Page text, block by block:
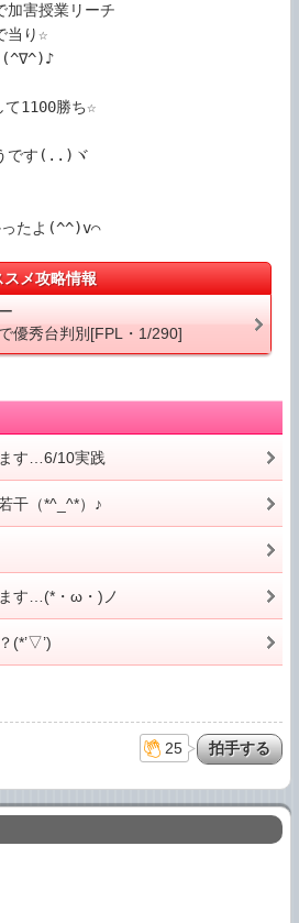
加害授業リーチ
当り☆
(^∇^)♪
て1100勝ち☆
です(..)ヾ
ったよ(^^)v⌒
スメ攻略情報
優秀台判別[FPL・1/290]
す…6/10実践
干（*^_^*）♪
す…(*・ω・)ノ
(*’▽’)
25